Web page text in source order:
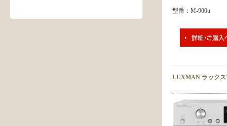
型番：M-900u
LUXMAN ラックス